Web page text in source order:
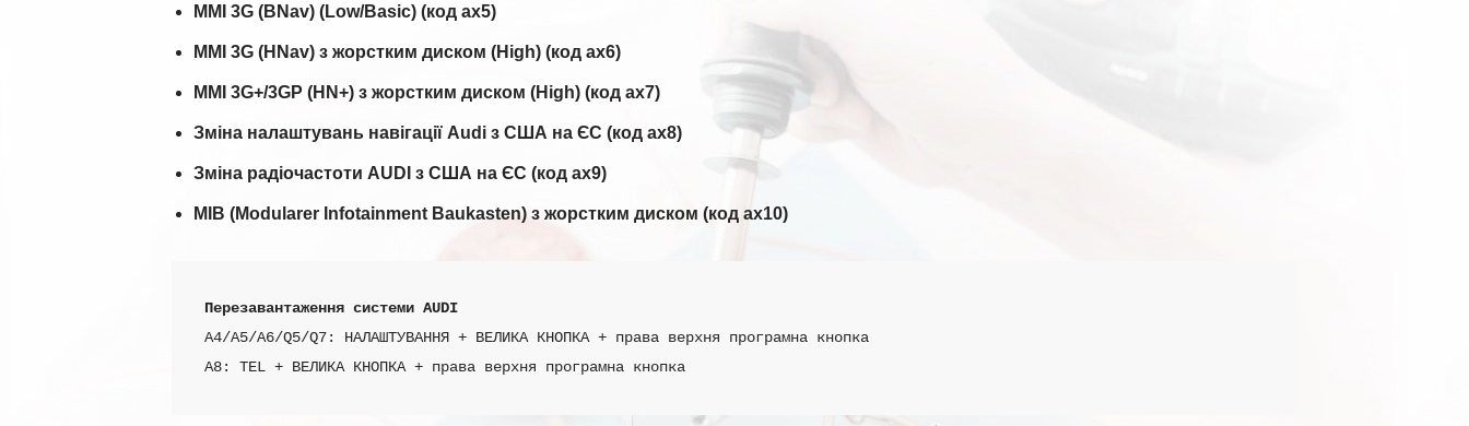
MMI 3G (BNav) (Low/Basic) (код ax5)
MMI 3G (HNav) з жорстким диском (High) (код ax6)
MMI 3G+/3GP (HN+) з жорстким диском (High) (код ax7)
Зміна налаштувань навігації Audi з США на ЄС (код ax8)
Зміна радіочастоти AUDI з США на ЄС (код ax9)
MIB (Modularer Infotainment Baukasten) з жорстким диском (код ax10)
Перезавантаження системи AUDI
A4/A5/A6/Q5/Q7: НАЛАШТУВАННЯ + ВЕЛИКА КНОПКА + права верхня програмна кнопка
A8: TEL + ВЕЛИКА КНОПКА + права верхня програмна кнопка